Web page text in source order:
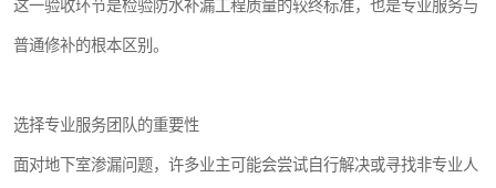
这一验收环节是检验防水补漏工程质量的较终标准，也是专业服务与
普通修补的根本区别。
选择专业服务团队的重要性
面对地下室渗漏问题，许多业主可能会尝试自行解决或寻找非专业人